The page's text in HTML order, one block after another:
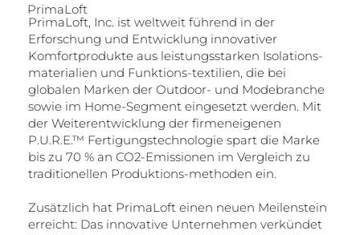
PrimaLoft
PrimaLoft, Inc. ist weltweit führend in der
Erforschung und Entwicklung innovativer
Komfortprodukte aus leistungsstarken Isolations-
materialien und Funktions-textilien, die bei
globalen Marken der Outdoor- und Modebranche
sowie im Home-Segment eingesetzt werden. Mit
der Weiterentwicklung der firmeneigenen
P.U.R.E.™ Fertigungstechnologie spart die Marke
bis zu 70 % an CO2-Emissionen im Vergleich zu
traditionellen Produktions-methoden ein.
Zusätzlich hat PrimaLoft einen neuen Meilenstein
erreicht: Das innovative Unternehmen verkündet